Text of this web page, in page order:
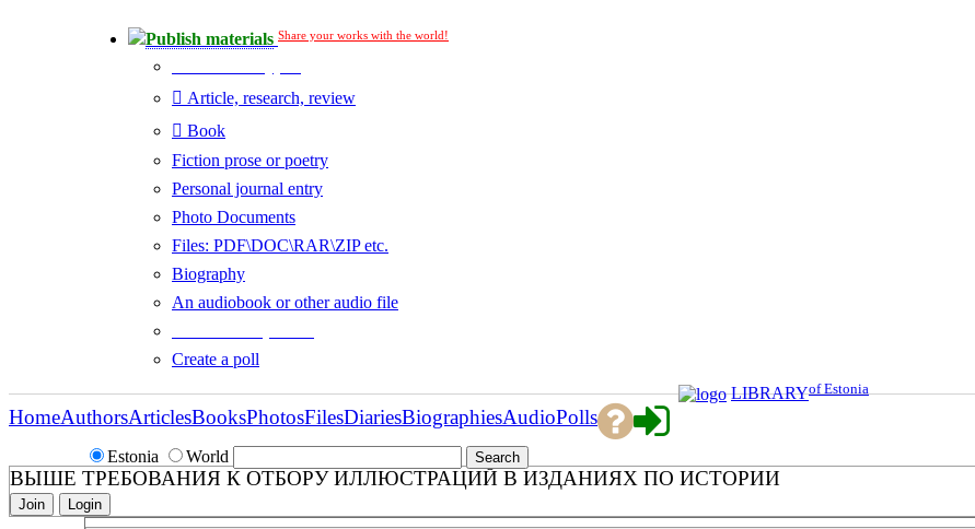
Publish materials Share your works with the world!
Article, research, review
Book
Fiction prose or poetry
Personal journal entry
Photo Documents
Files: PDF\DOC\RAR\ZIP etc.
Biography
An audiobook or other audio file
Create a poll
Estonia World
LIBRARYof Estonia
HomeAuthorsArticlesBooksPhotosFilesDiariesBiographiesAudioPolls
ВЫШЕ ТРЕБОВАНИЯ К ОТБОРУ ИЛЛЮСТРАЦИЙ В ИЗДАНИЯХ ПО ИСТОРИИ
Join Login